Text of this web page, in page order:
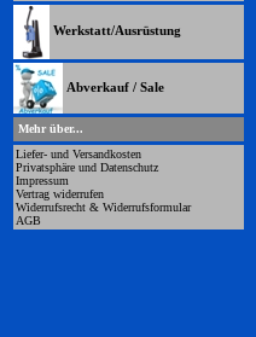
Werkstatt/Ausrüstung
Abverkauf / Sale
Mehr über...
Liefer- und Versandkosten
Privatsphäre und Datenschutz
Impressum
Vertrag widerrufen
Widerrufsrecht & Widerrufsformular
AGB